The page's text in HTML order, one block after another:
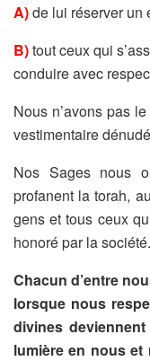
A)de lui réserver un
B)tout ceux qui
conduire avec
Nous n’avons pas
vestimentaire
Nos Sages nous
profanent la torah,
gens et tous ceux
honoré par la société.
Chacun d’entre
lorsque nous
divines
lumière en nous